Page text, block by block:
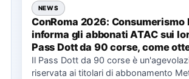
NEWS
ConRoma 2026: Consumerismo
informa gli abbonati ATAC sui
Pass Dott da 90 corse, come
cosa spetta in caso di disservizi
Il Pass Dott da 90 corse è
riservata ai titolari di abbonamento